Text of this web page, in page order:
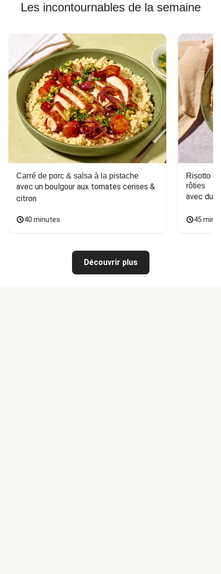
Les incontournables de la semaine
Carré de porc & salsa à la pistache
avec un boulgour aux tomates cerises &
citron
40 minutes
Risotto
rôties
avec du
45
Découvrir plus